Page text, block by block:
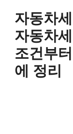
자동차
자동차
조건부
에 정리